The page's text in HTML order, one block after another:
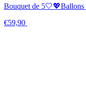
Bouquet de
€59,90